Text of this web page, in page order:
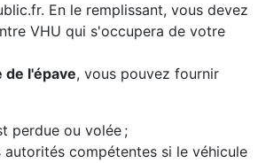
En le remplissant, vous devez
VHU qui s'occupera de votre
de l'épave, vous pouvez fournir
perdue ou volée ;
compétentes si le véhicule